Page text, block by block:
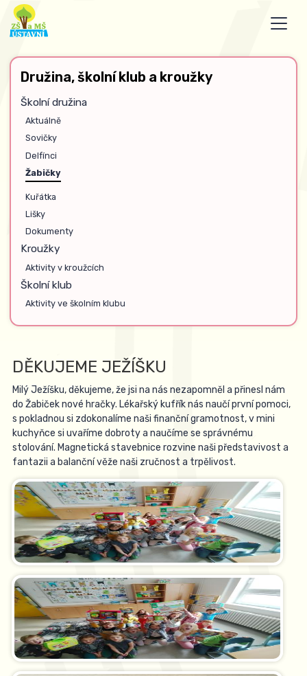
Družina, školní klub a kroužky
Školní družina
Aktuálně
Sovičky
Delfínci
Žabičky
Kuřátka
Lišky
Dokumenty
Kroužky
Aktivity v kroužcích
Školní klub
Aktivity ve školním klubu
DĚKUJEME JEŽÍŠKU
Milý Ježíšku, děkujeme, že jsi na nás nezapomněl a přinesl nám
do Žabiček nové hračky. Lékařský kufřík nás naučí první pomoci,
s pokladnou si zdokonalíme naši finanční gramotnost, v mini
kuchyňce si uvaříme dobroty a naučíme se správnému
stolování. Magnetická stavebnice rozvine naši představivost a
fantazii a balanční věže naši zručnost a trpělivost.